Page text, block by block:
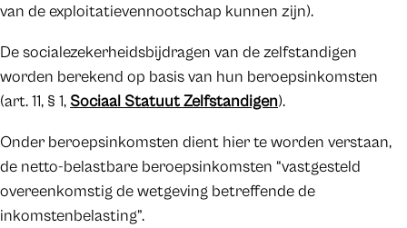
van de exploitatievennootschap kunnen zijn).
De socialezekerheidsbijdragen van de zelfstandigen
worden berekend op basis van hun beroepsinkomsten
(art. 11, § 1, Sociaal Statuut Zelfstandigen).
Onder beroepsinkomsten dient hier te worden verstaan,
de netto-belastbare beroepsinkomsten “vastgesteld
overeenkomstig de wetgeving betreffende de
inkomstenbelasting”.